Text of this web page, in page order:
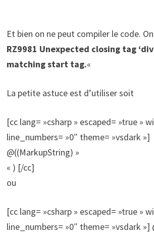
Et bien on ne peut compiler le code.
RZ9981 Unexpected closing tag
matching start tag.«
La petite astuce est d’utiliser soit
[cc lang= »csharp » escaped= »true »
line_numbers= »0″ theme= »vsdark »]
@((MarkupString) »
« ) [/cc]
ou
[cc lang= »csharp » escaped= »true »
line_numbers= »0″ theme= »vsdark »]